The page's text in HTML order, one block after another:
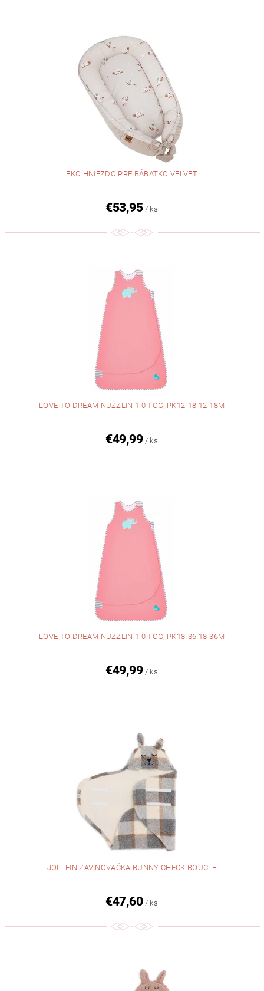
EKO HNIEZDO PRE BÁBÄTKO VELVET
€53,95 / ks
LOVE TO DREAM NUZZLIN 1.0 TOG, PK12-18 12-18M
€49,99 / ks
LOVE TO DREAM NUZZLIN 1.0 TOG, PK18-36 18-36M
€49,99 / ks
JOLLEIN ZAVINOVAČKA BUNNY CHECK BOUCLE
€47,60 / ks